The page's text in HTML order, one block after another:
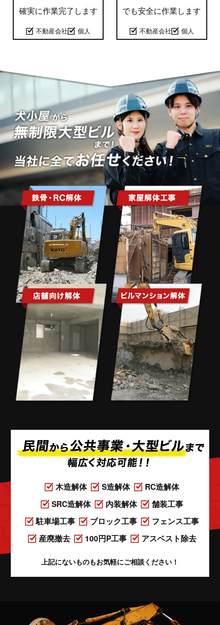
確実に作業完了します
不動産会社 個人
でも安全に作業します
不動産会社 個人
木造解体 S造解体
RC造解体
SRC造解体
内装解体
舗装工事
駐車場工事
ブロック工事
フェンス工事
産廃撤去
100円P工事 アスベスト除去
上記にないものもお気軽にご相談ください！